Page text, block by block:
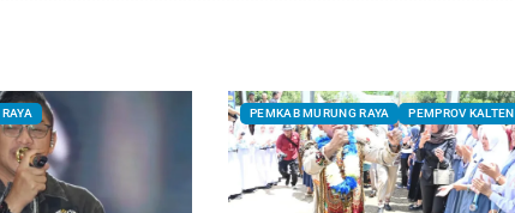
PEMKAB MURUNG RAYA PEMPROV